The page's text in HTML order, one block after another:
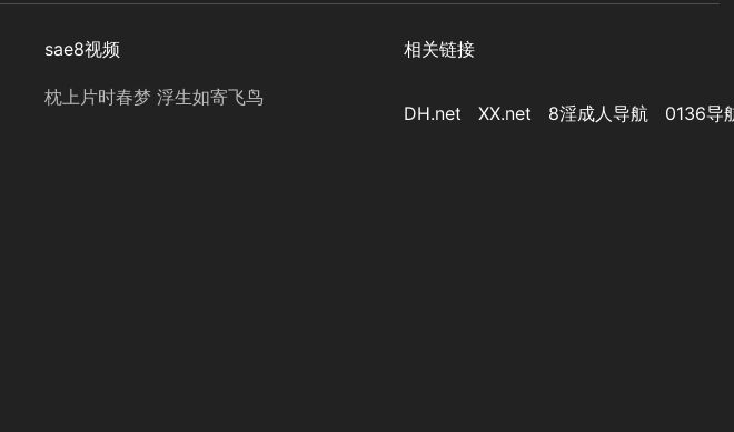
sae8视频
枕上片时春梦 浮生如寄飞鸟
相关链接
DH.net XX.net 8淫成人导航 0136导